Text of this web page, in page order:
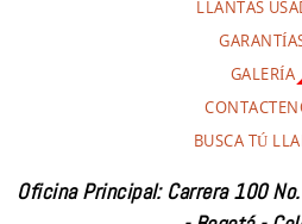
LLANTAS
GALERÍA
BUSCA TÚ
Oficina Principal: Carrera 100